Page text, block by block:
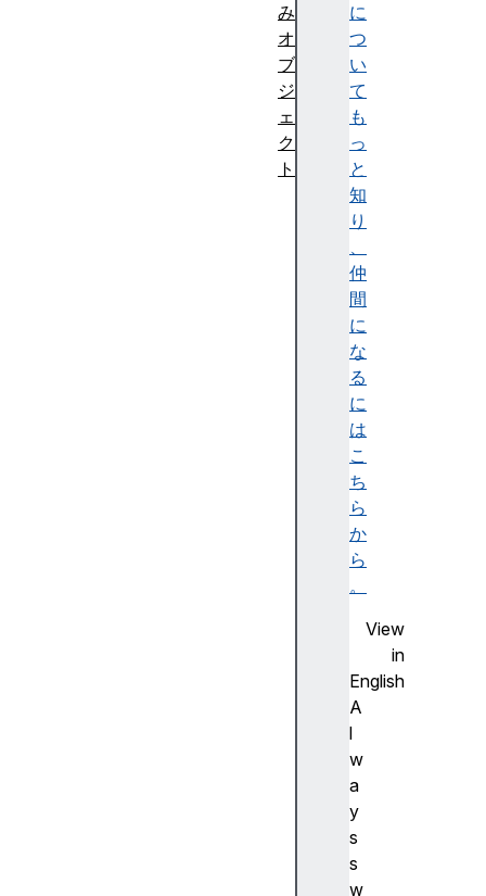
に
つ
い
て
も
っ
と
知
り
、
仲
間
に
な
る
に
は
こ
ち
ら
か
ら
。
View
in
English
A
l
w
a
y
s
s
w
み
オ
ブ
ジ
ェ
ク
ト